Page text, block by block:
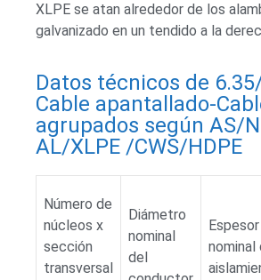
XLPE se atan alrededor de los
galvanizado en un tendido a la
Datos técnicos de
Cable apantallado-
agrupados según AS/
AL/XLPE /CWS/HDPE
Número de
núcleos x
sección
transversal
Diámetro
nominal
del
Espesor
nominal